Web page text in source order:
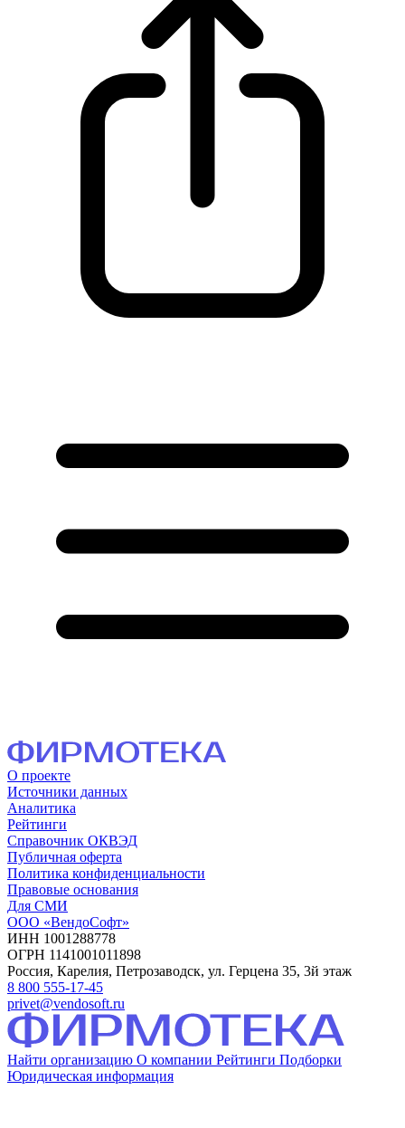
О проекте
Источники данных
Аналитика
Рейтинги
Справочник ОКВЭД
Публичная оферта
Политика конфиденциальности
Правовые основания
Для СМИ
ООО «ВендоСофт»
ИНН 1001288778
ОГРН 1141001011898
Россия, Карелия, Петрозаводск, ул. Герцена 35, 3й этаж
8 800 555-17-45
privet@vendosoft.ru
Найти организацию О компании Рейтинги Подборки
Юридическая информация